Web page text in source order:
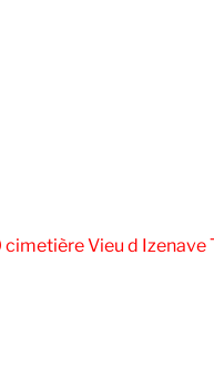
Vieu d Izenave